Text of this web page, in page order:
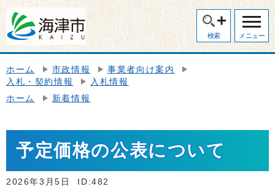
検索 メニュー
ホーム 市政情報
事業者向け案内
入札・契約情報
入札情報
ホーム
新着情報
予定価格の公表について
2026年3月5日 ID:482